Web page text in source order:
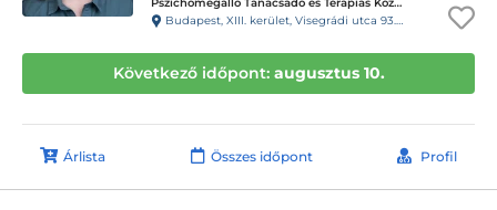
Budapest, XIII. kerület, Visegrádi utca 93.C. fszt3.
Következő időpont: augusztus 10.
Árlista Összes időpont Profil